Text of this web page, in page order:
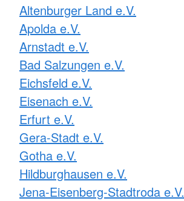
Altenburger Land e.V.
Apolda e.V.
Arnstadt e.V.
Bad Salzungen e.V.
Eichsfeld e.V.
Eisenach e.V.
Erfurt e.V.
Gera-Stadt e.V.
Gotha e.V.
Hildburghausen e.V.
Jena-Eisenberg-Stadtroda e.V.